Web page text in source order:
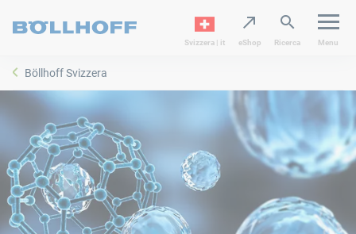
Svizzera | it eShop Ricerca Menu
Böllhoff Svizzera